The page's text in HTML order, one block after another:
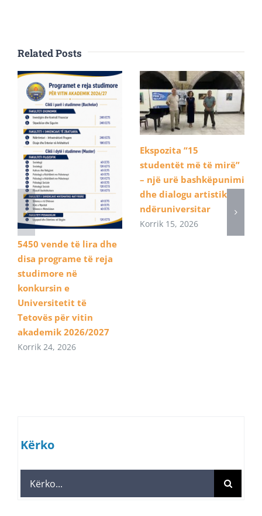
Related Posts
5450 vende të lira dhe
disa programe të reja
studimore në
konkursin e
Universitetit të
Tetovës për vitin
akademik 2026/2027
Korrik 24, 2026
Ekspozita “15
studentët më të mirë”
– një urë bashkëpunimi
dhe dialogu artistik
ndëruniversitar
Korrik 15, 2026
Kërko
Search
for: